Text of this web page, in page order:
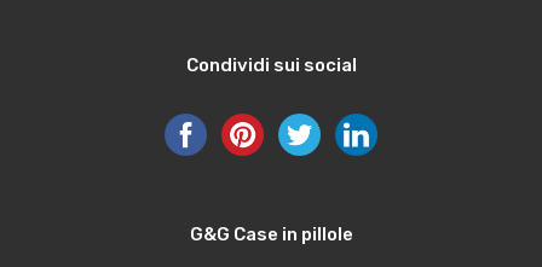
Condividi sui social
G&G Case in pillole